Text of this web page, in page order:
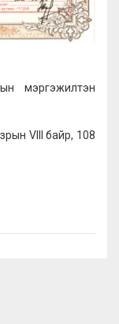
мэргэжилтэн
VIII байр, 108